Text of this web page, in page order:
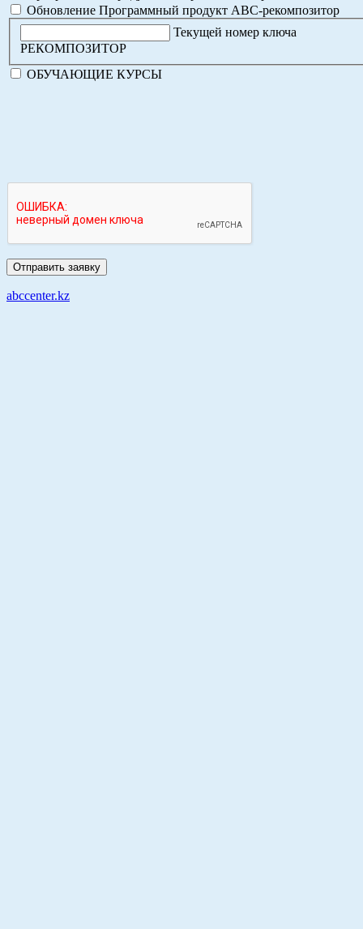
Обновление Программный продукт АВС-рекомпозитор
Текущей номер ключа
РЕКОМПОЗИТОР
ОБУЧАЮЩИЕ КУРСЫ
abccenter.kz